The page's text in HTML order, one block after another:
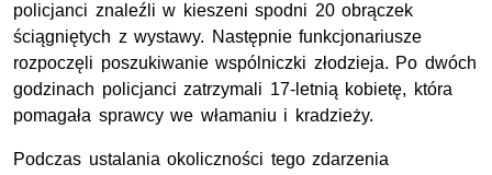
policjanci znaleźli w kieszeni spodni 20 obrączek
ściągniętych z wystawy. Następnie funkcjonariusze
rozpoczęli poszukiwanie wspólniczki złodzieja. Po dwóch
godzinach policjanci zatrzymali 17-letnią kobietę, która
pomagała sprawcy we włamaniu i kradzieży.
Podczas ustalania okoliczności tego zdarzenia